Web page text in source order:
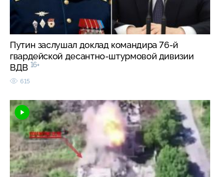
Путин заслушал доклад командира 76-й
гвардейской десантно-штурмовой дивизии
ВДВ 16+
615